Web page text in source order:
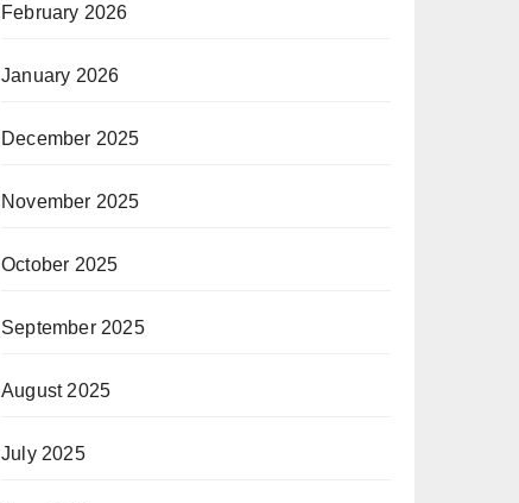
February 2026
January 2026
December 2025
November 2025
October 2025
September 2025
August 2025
July 2025